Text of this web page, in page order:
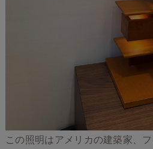
この照明はアメリカの建築家、